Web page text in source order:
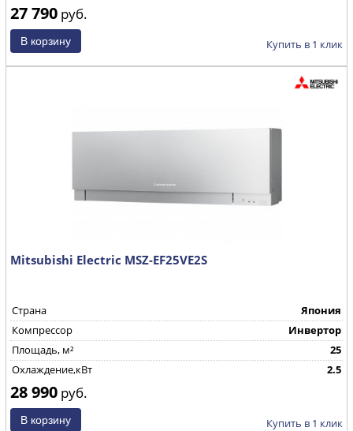
27 790 руб.
Купить в 1 клик
Mitsubishi Electric MSZ-EF25VE2S
Страна
Япония
Компрессор
Инвертор
Площадь, м²
25
Охлаждение,кВт
2.5
28 990 руб.
Купить в 1 клик